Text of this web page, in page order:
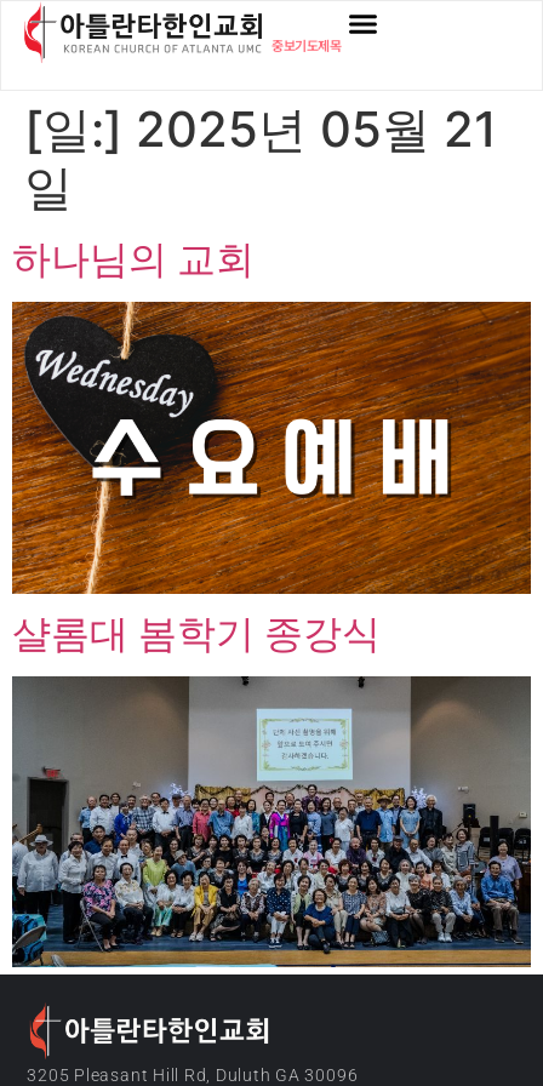
content
중보기도제목
[일:] 2025년 05월 21
일
하나님의 교회
샬롬대 봄학기 종강식
3205 Pleasant Hill Rd, Duluth GA 30096